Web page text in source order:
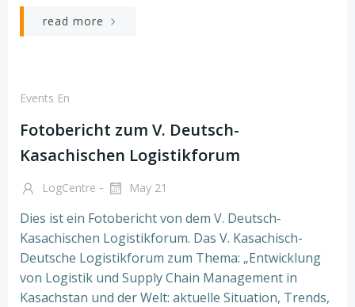
read more
Events En
Fotobericht zum V. Deutsch-
Kasachischen Logistikforum
LogCentre - May 21
Dies ist ein Fotobericht von dem V. Deutsch-
Kasachischen Logistikforum. Das V. Kasachisch-
Deutsche Logistikforum zum Thema: „Entwicklung
von Logistik und Supply Chain Management in
Kasachstan und der Welt: aktuelle Situation, Trends,